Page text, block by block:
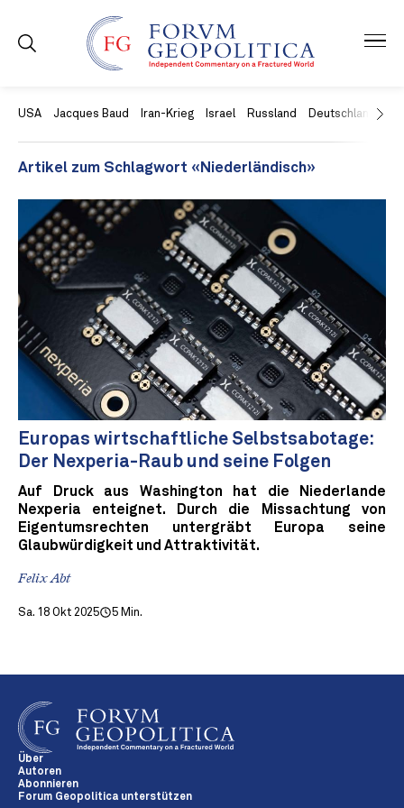
USA Jacques Baud Iran-Krieg Israel Russland Deutschland
Artikel zum Schlagwort «Niederländisch»
Europas wirtschaftliche Selbstsabotage:
Der Nexperia-Raub und seine Folgen
Auf Druck aus Washington hat die Niederlande
Nexperia enteignet. Durch die Missachtung von
Eigentumsrechten untergräbt Europa seine
Glaubwürdigkeit und Attraktivität.
Felix Abt
Sa. 18 Okt 2025 5 Min.
Über
Autoren
Abonnieren
Forum Geopolitica unterstützen